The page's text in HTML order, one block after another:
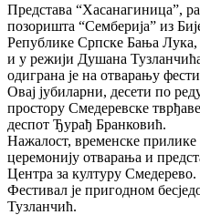
Представа “Хасанагиница”,
позоришта “Семберија” из
Републике Српске Бања
и у режији Душана
одиграна је на отварању
Овај јубиларни, десети по
простору Смедеревске
деспот Ђурађ Бранковић.
Нажалост, временске
церемонију отварања и
Центра за културу Смедерево.
Фестивал је пригодном
Тузланчић.